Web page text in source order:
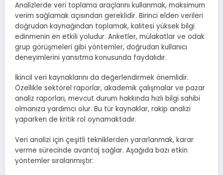
Analizlerde veri toplama araçlarını kullanmak, maksimum
verim sağlamak açısından gereklidir. Birinci elden verileri
doğrudan kaynağından toplamak, kalitesi yüksek bilgi
edinmenin en etkili yoludur. Anketler, mülakatlar ve odak
grup görüşmeleri gibi yöntemler, doğrudan kullanıcı
deneyimlerini yansıtma konusunda faydalıdır.
İkincil veri kaynaklarını da değerlendirmek önemlidir.
Özellikle sektörel raporlar, akademik çalışmalar ve pazar
analiz raporları, mevcut durum hakkında hızlı bilgi sahibi
olmanıza yardımcı olur. Bu tür kaynaklar, rakip analizi
yaparken de kritik rol oynamaktadır.
Veri analizi için çeşitli tekniklerden yararlanmak, karar
verme sürecinde avantaj sağlar. Aşağıda bazı etkin
yöntemler sıralanmıştır: